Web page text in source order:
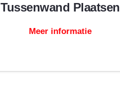
Tussenwand Plaatsen
Meer informatie